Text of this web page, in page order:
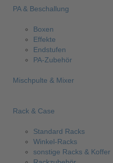
PA & Beschallung
Boxen
Effekte
Endstufen
PA-Zubehör
Mischpulte & Mixer
Rack & Case
Standard Racks
Winkel-Racks
sonstige Racks & Koffer